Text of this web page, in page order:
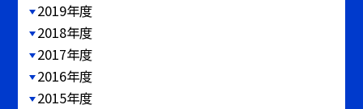
2019年度
2018年度
2017年度
2016年度
2015年度